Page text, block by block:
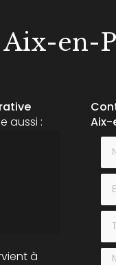
en-
aussi :
à
Aix-